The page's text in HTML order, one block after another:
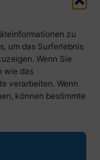
zu
um das Surferlebnis
Wenn Sie
wie das
verarbeiten. Wenn
können bestimmte